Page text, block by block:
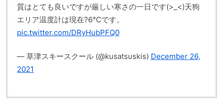
質はとても良いですが厳しい寒さの一日です(>_<)天狗
エリア温度計は現在?6℃です。
pic.twitter.com/DRyHubPFQ0
— 草津スキースクール (@kusatsuskis) December 26,
2021